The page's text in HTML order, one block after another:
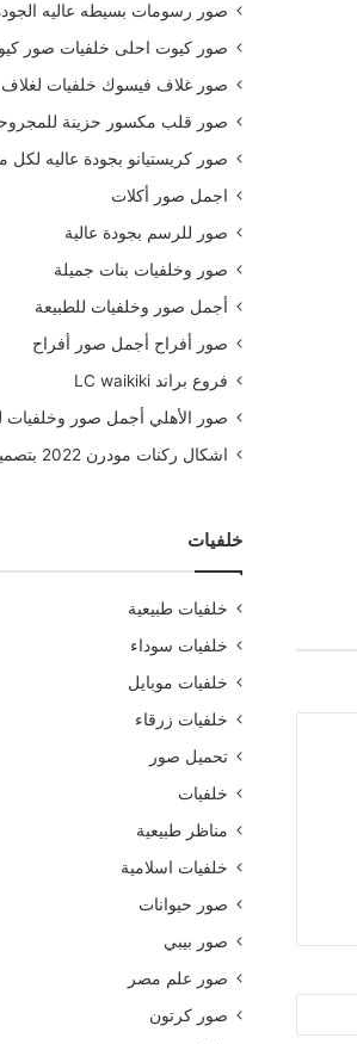
صور رسومات بسيطه عاليه
صور كيوت احلى خلفيات صور
صور غلاف فيسوك خلفيات
صور قلب مكسور حزينة
صور كريستيانو بجودة عاليه لكل
اجمل صور أكلات
صور للرسم بجودة عالية
صور وخلفيات بنات جميلة
أجمل صور وخلفيات للطبيعة
صور أفراح أجمل صور أفراح
فروع براند LC waikiki
صور الأهلي أجمل صور وخلفيات
اشكال ركنات مودرن 2022 بتصميمات رائعة
خلفيات
خلفيات طبيعية
خلفيات سوداء
خلفيات موبايل
خلفيات زرقاء
تحميل صور
خلفيات
مناظر طبيعية
خلفيات اسلامية
صور حيوانات
صور بيبي
صور علم مصر
صور كرتون